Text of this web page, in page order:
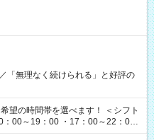
「無理なく続けられる」と好評の
：00～19：00 ・17：00～22：00
～翌6：00 など